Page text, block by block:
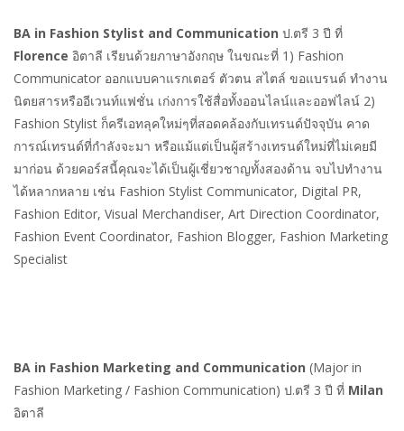
BA in Fashion Stylist and Communication ป.ตรี 3 ปี ที่
Florence อิตาลี เรียนด้วยภาษาอังกฤษ ในขณะที่ 1) Fashion
Communicator ออกแบบคาแรกเตอร์ ตัวตน สไตล์ ขอแบรนด์ ทำงาน
นิตยสารหรืออีเวนท์แฟชั่น เก่งการใช้สื่อทั้งออนไลน์และออฟไลน์ 2)
Fashion Stylist ก็ครีเอทลุคใหม่ๆที่สอดคล้องกับเทรนด์ปัจจุบัน คาด
การณ์เทรนด์ที่กำลังจะมา หรือแม้แต่เป็นผู้สร้างเทรนด์ใหม่ที่ไม่เคยมี
มาก่อน ด้วยคอร์สนี้คุณจะได้เป็นผู้เชี่ยวชาญทั้งสองด้าน จบไปทำงาน
ได้หลากหลาย เช่น Fashion Stylist Communicator, Digital PR,
Fashion Editor, Visual Merchandiser, Art Direction Coordinator,
Fashion Event Coordinator, Fashion Blogger, Fashion Marketing
Specialist
BA in Fashion Marketing and Communication (Major in
Fashion Marketing / Fashion Communication) ป.ตรี 3 ปี ที่ Milan
อิตาลี